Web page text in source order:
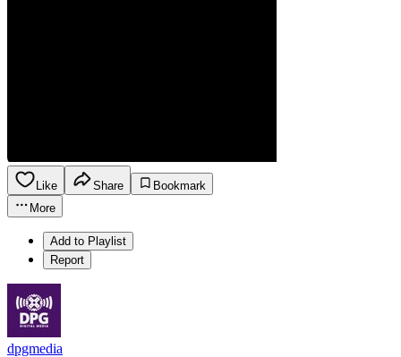
Like Share
Bookmark
More
Add to Playlist
Report
dpgmedia